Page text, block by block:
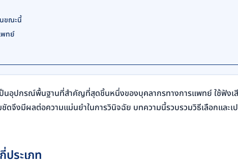
ขณะนี้
ทย์
อุปกรณ์พื้นฐานที่สำคัญที่สุดชิ้นหนึ่งของบุคลากรทางการแพทย์ ใช้ฟังเสี
ชัดจึงมีผลต่อความแม่นยำในการวินิจฉัย บทความนี้รวบรวมวิธีเลือกแล
ระเภท